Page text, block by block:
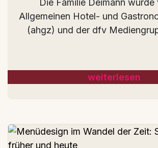
Allgemeinen Hotel- und
(ahgz) und der dfv
weiterlesen